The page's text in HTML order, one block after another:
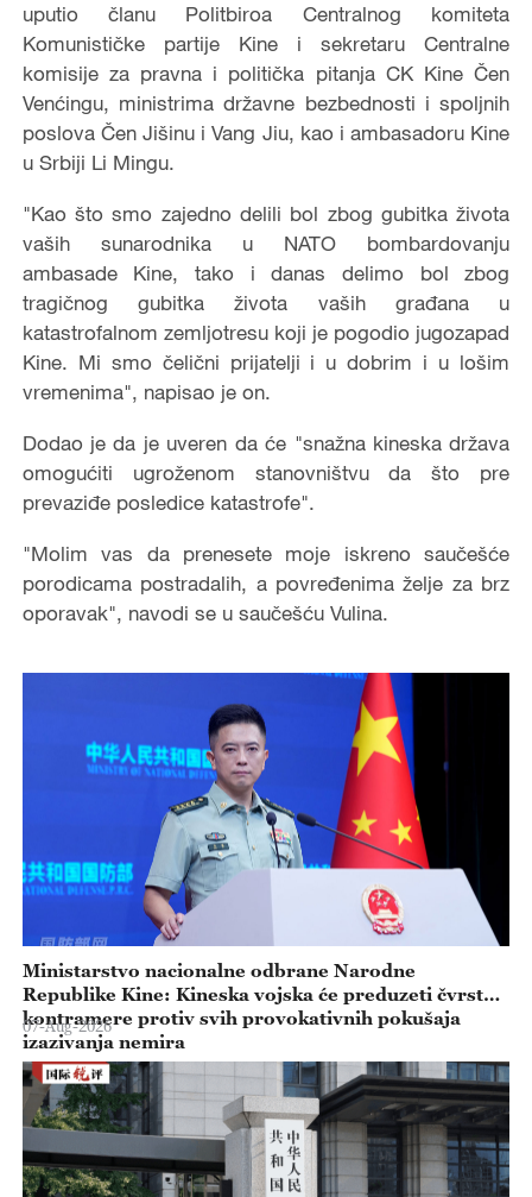
uputio članu Politbiroa Centralnog komiteta
Komunističke partije Kine i sekretaru Centralne
komisije za pravna i politička pitanja CK Kine Čen
Venćingu, ministrima državne bezbednosti i spoljnih
poslova Čen Jišinu i Vang Jiu, kao i ambasadoru Kine
u Srbiji Li Mingu.
"Kao što smo zajedno delili bol zbog gubitka života
vaših sunarodnika u NATO bombardovanju
ambasade Kine, tako i danas delimo bol zbog
tragičnog gubitka života vaših građana u
katastrofalnom zemljotresu koji je pogodio jugozapad
Kine. Mi smo čelični prijatelji i u dobrim i u lošim
vremenima", napisao je on.
Dodao je da je uveren da će "snažna kineska država
omogućiti ugroženom stanovništvu da što pre
prevaziđe posledice katastrofe".
"Molim vas da prenesete moje iskreno saučešće
porodicama postradalih, a povređenima želje za brz
oporavak", navodi se u saučešću Vulina.
Ministarstvo nacionalne odbrane Narodne
Republike Kine: Kineska vojska će preduzeti čvrste
kontramere protiv svih provokativnih pokušaja
izazivanja nemira
07-Aug-2026